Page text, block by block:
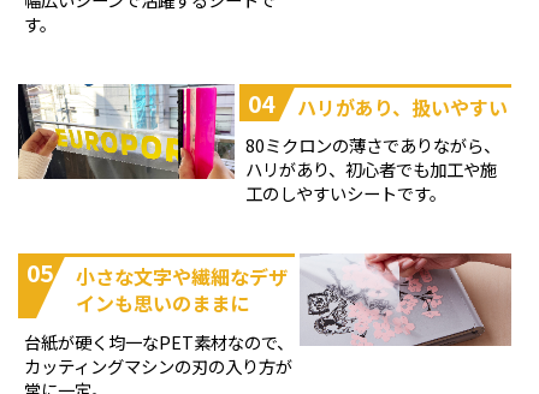
す。
04 ハリがあり、扱いやすい
80ミクロンの薄さでありながら、
ハリがあり、初心者でも加工や施
工のしやすいシートです。
05
小さな文字や繊細なデザ
インも思いのままに
台紙が硬く均一なPET素材なので、
カッティングマシンの刃の入り方が